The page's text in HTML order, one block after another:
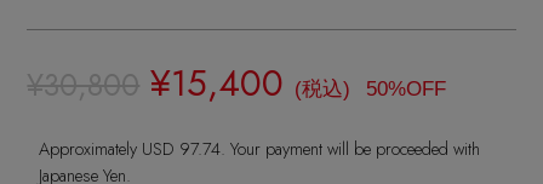
【ジュエリー】シルバーでクールに
レインシューズ
ブーツ
財布・小物
ボディバッグ・ウェストポーチ
スマートフォンケース・タブレットケース
アイウェア
バングル・ブレスレット
リング
インナー
シューズ
¥30,800 ¥15,400 (税込) 50%OFF
Approximately USD 97.74. Your payment will be proceeded with
Japanese Yen.